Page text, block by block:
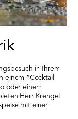
in Ihrem
einem “Cocktail
oder einem
Herr Krengel
mit einer